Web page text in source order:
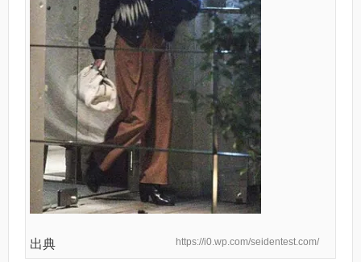
出典 https://i0.wp.com/seidentest.com/